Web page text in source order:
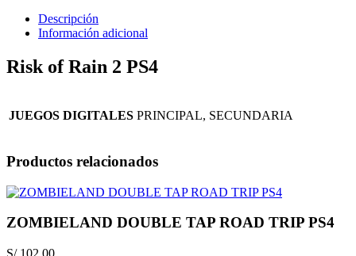
Descripción
Información adicional
Risk of Rain 2 PS4
JUEGOS DIGITALES PRINCIPAL, SECUNDARIA
Productos relacionados
ZOMBIELAND DOUBLE TAP ROAD TRIP PS4
S/102.00